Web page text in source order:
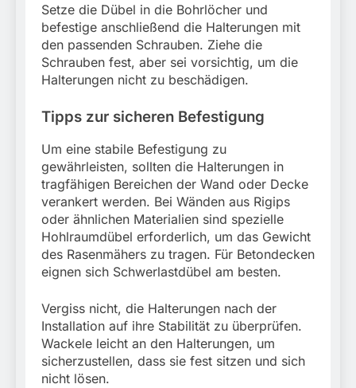
Setze die Dübel in die Bohrlöcher und
befestige anschließend die Halterungen mit
den passenden Schrauben. Ziehe die
Schrauben fest, aber sei vorsichtig, um die
Halterungen nicht zu beschädigen.
Tipps zur sicheren Befestigung
Um eine stabile Befestigung zu
gewährleisten, sollten die Halterungen in
tragfähigen Bereichen der Wand oder Decke
verankert werden. Bei Wänden aus Rigips
oder ähnlichen Materialien sind spezielle
Hohlraumdübel erforderlich, um das Gewicht
des Rasenmähers zu tragen. Für Betondecken
eignen sich Schwerlastdübel am besten.
Vergiss nicht, die Halterungen nach der
Installation auf ihre Stabilität zu überprüfen.
Wackele leicht an den Halterungen, um
sicherzustellen, dass sie fest sitzen und sich
nicht lösen.